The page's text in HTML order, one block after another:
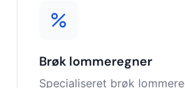
Brøk lommeregner
Specialiseret brøk